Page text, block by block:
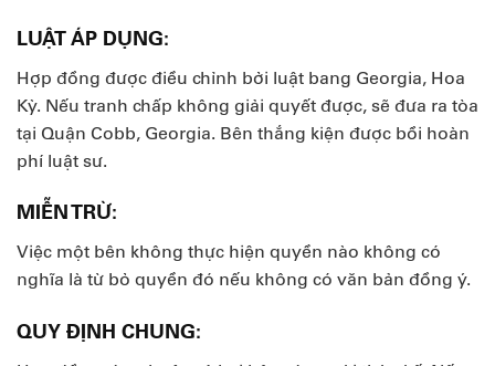
LUẬT ÁP DỤNG:
Hợp đồng được điều chỉnh bởi luật bang Georgia, Hoa
Kỳ. Nếu tranh chấp không giải quyết được, sẽ đưa ra tòa
tại Quận Cobb, Georgia. Bên thắng kiện được bồi hoàn
phí luật sư.
MIỄN TRỪ:
Việc một bên không thực hiện quyền nào không có
nghĩa là từ bỏ quyền đó nếu không có văn bản đồng ý.
QUY ĐỊNH CHUNG: